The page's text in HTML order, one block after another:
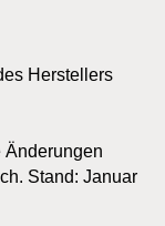
Herstellers
Änderungen
Stand: Januar